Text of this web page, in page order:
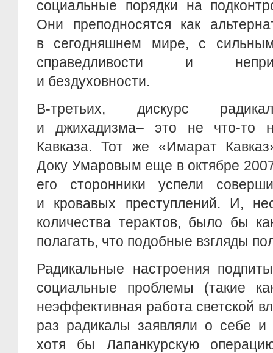
социальные порядки на
Они преподносятся как
в сегодняшнем мире, с
справедливости и
и бездуховности.
В-третьих, дискурс
и джихадизма– это не что-то
Кавказа. Тот же «Имарат
Доку Умаровым еще в октябре
его сторонники успели
и кровавых преступлений. И,
количества терактов, было бы
полагать, что подобные взгляды
Радикальные настроения
социальные проблемы (такие
неэффективная работа светской
раз радикалы заявляли о себе и
хотя бы Лапанкурскую